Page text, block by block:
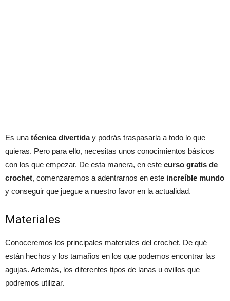
Es una técnica divertiday podrás traspasarla a todo lo que
quieras. Pero para ello, necesitas unos conocimientos básicos
con los que empezar. De esta manera, en este curso gratis de
crochet, comenzaremos a adentrarnos en este increíble mundo
y conseguir que juegue a nuestro favor en la actualidad.
Materiales
Conoceremos los principales materiales del crochet. De qué
están hechos y los tamaños en los que podemos encontrar las
agujas. Además, los diferentes tipos de lanas u ovillos que
podremos utilizar.